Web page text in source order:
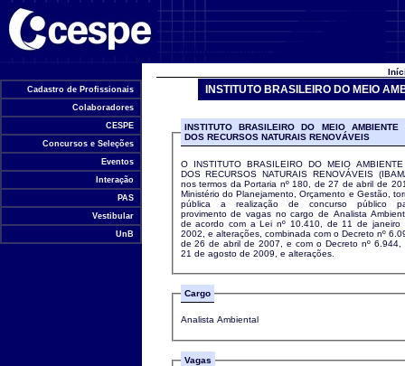
Cadastro de Profissionais
Colaboradores
CESPE
Concursos e Seleções
Eventos
Interação
PAS
Vestibular
UnB
INSTITUTO BRASILEIRO DO MEIO
INSTITUTO BRASILEIRO DO MEIO AMBIENTE
DOS RECURSOS NATURAIS RENOVÁVEIS
O INSTITUTO BRASILEIRO DO MEIO
DOS RECURSOS NATURAIS RENOVÁVEIS
nos termos da Portaria nº 180, de 27 de abril de
Ministério do Planejamento, Orçamento e Gestão,
pública a realização de concurso público
provimento de vagas no cargo de Analista
de acordo com a Lei nº 10.410, de 11 de janeiro
2002, e alterações, combinada com o Decreto nº
de 26 de abril de 2007, e com o Decreto nº 6.944,
21 de agosto de 2009, e alterações.
Cargo
Analista Ambiental
Vagas